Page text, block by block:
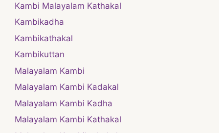
Kambi Malayalam Kathakal
Kambikadha
Kambikathakal
Kambikuttan
Malayalam Kambi
Malayalam Kambi Kadakal
Malayalam Kambi Kadha
Malayalam Kambi Kathakal